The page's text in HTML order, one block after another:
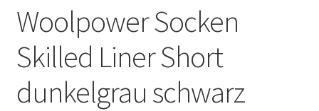
Woolpower Socken
Skilled Liner Short
dunkelgrau schwarz